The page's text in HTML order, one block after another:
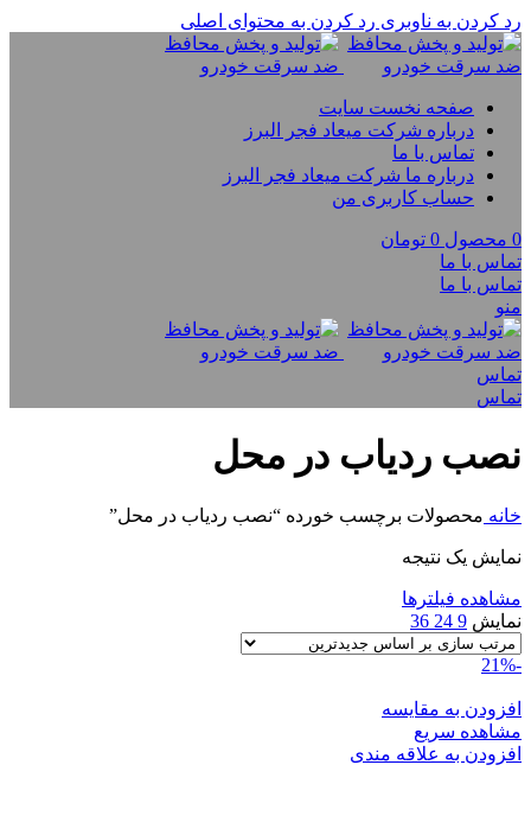
رد کردن به ناوبری رد کردن به محتوای اصلی
صفحه نخست سایت
درباره شرکت میعاد فجر البرز
تماس با ما
درباره ما شرکت میعاد فجر البرز
حساب کاربری من
0 محصول 0 تومان
تماس با ما
تماس با ما
منو
تماس
تماس
نصب ردیاب در محل
خانه محصولات برچسب خورده “نصب ردیاب در محل”
نمایش یک نتیجه
مشاهده فیلترها
نمایش 9
24
36
-21%
افزودن به مقایسه
مشاهده سریع
افزودن به علاقه مندی